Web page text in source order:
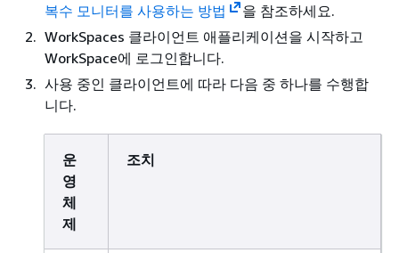
복수 모니터를 사용하는 방법
을 참조하세요.
WorkSpaces 클라이언트 애플리케이션을 시작하고
WorkSpace에 로그인합니다.
사용 중인 클라이언트에 따라 다음 중 하나를 수행합
니다.
운
영
체
제
조치